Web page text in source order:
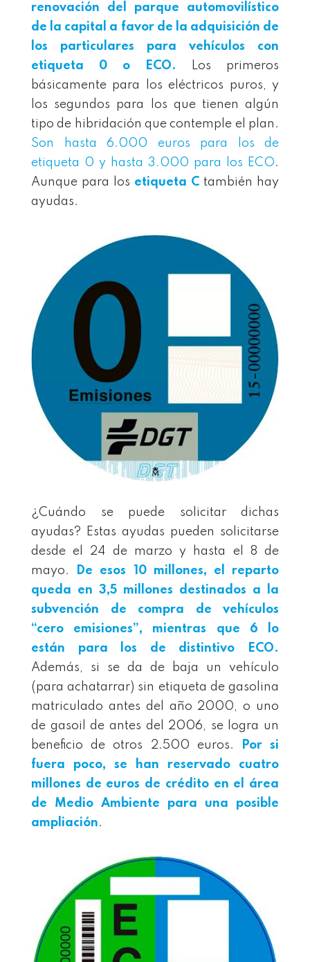
renovación del parque automovilístico
de la capital a favor de la adquisición de
los particulares para vehículos con
etiqueta 0 o ECO.
Los primeros
básicamente para los eléctricos puros, y
los segundos para los que tienen algún
tipo de hibridación que contemple el plan.
Son hasta 6.000 euros para los de
etiqueta 0 y hasta 3.000 para los ECO.
Aunque para los etiqueta C también hay
ayudas.
¿Cuándo se puede solicitar dichas
ayudas? Estas ayudas pueden solicitarse
desde el 24 de marzo y hasta el 8 de
mayo.
De esos 10 millones, el reparto
queda en 3,5 millones destinados a la
subvención de compra de vehículos
“cero emisiones”, mientras que 6 lo
están para los de distintivo ECO.
Además, si se da de baja un vehículo
(para achatarrar) sin etiqueta de gasolina
matriculado antes del año 2000, o uno
de gasoil de antes del 2006, se logra un
beneficio de otros 2.500 euros.
Por si
fuera poco, se han reservado cuatro
millones de euros de crédito en el área
de Medio Ambiente para una posible
ampliación.